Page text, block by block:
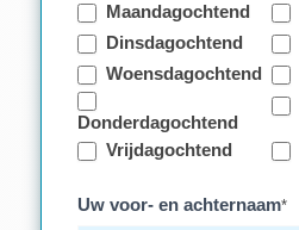
Maandagochtend
Dinsdagochtend
Woensdagochtend
Donderdagochtend
Vrijdagochtend
Uw voor- en achternaam*